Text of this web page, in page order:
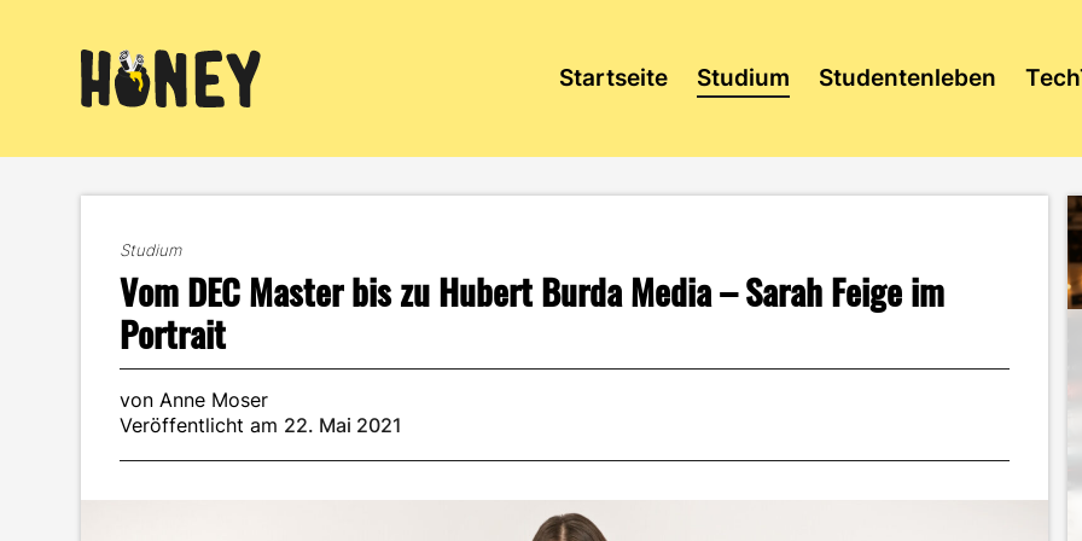
Startseite Studium Studentenleben
Studium
Vom DEC Master bis zu Hubert Burda Media – Sarah Feige im
Portrait
von Anne Moser
Veröffentlicht am 22. Mai 2021